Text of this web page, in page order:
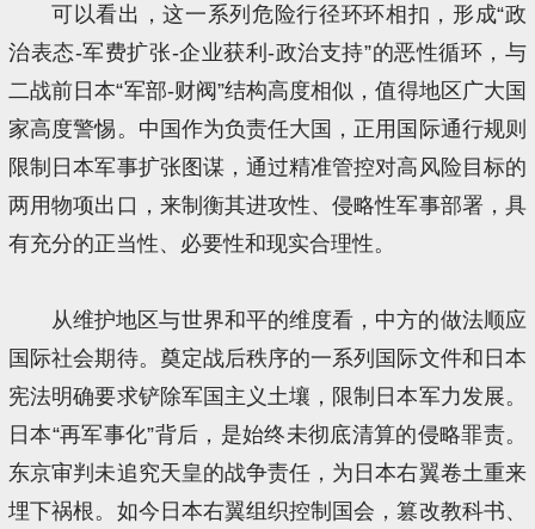
可以看出，这一系列危险行径环环相扣，形成“政
治表态-军费扩张-企业获利-政治支持”的恶性循环，与
二战前日本“军部-财阀”结构高度相似，值得地区广大国
家高度警惕。中国作为负责任大国，正用国际通行规则
限制日本军事扩张图谋，通过精准管控对高风险目标的
两用物项出口，来制衡其进攻性、侵略性军事部署，具
有充分的正当性、必要性和现实合理性。
从维护地区与世界和平的维度看，中方的做法顺应
国际社会期待。奠定战后秩序的一系列国际文件和日本
宪法明确要求铲除军国主义土壤，限制日本军力发展。
日本“再军事化”背后，是始终未彻底清算的侵略罪责。
东京审判未追究天皇的战争责任，为日本右翼卷土重来
埋下祸根。如今日本右翼组织控制国会，篡改教科书、